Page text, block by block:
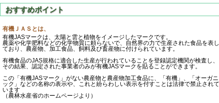
有機ＪＡＳとは、
有機JASマークは、太陽と雲と植物をイメージしたマークです。
農薬や化学肥料などの化学物質に頼らないで、自然界の力で生産された食品を表し
ており、農産物、加工食品、飼料及び畜産物に付けられています。
有機食品のJAS規格に適合した生産が行われていることを登録認定機関が検査し、
その結果、認定された事業者のみが有機JASマークを貼ることができます。
この「有機JASマーク」がない農産物と農産物加工食品に、「有機」、「オーガニ
ック」などの名称の表示や、これと紛らわしい表示を付すことは法律で禁止されて
います
（農林水産省のホームページより）